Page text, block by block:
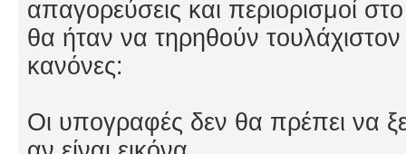
απαγορεύσεις και περιορισμοί
θα ήταν να τηρηθούν τουλάχιστον
κανόνες:
Οι υπογραφές δεν θα πρέπει να